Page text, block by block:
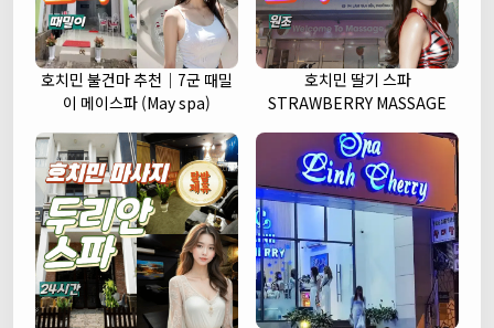
호치민 불건마 추천｜7군 때밀
이 메이스파 (May spa)
호치민 딸기 스파
STRAWBERRY MASSAGE